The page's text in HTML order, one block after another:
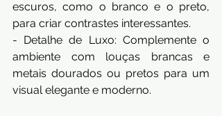
escuros, como o branco e o preto,
para criar contrastes interessantes.
- Detalhe de Luxo: Complemente o
ambiente com louças brancas e
metais dourados ou pretos para um
visual elegante e moderno.